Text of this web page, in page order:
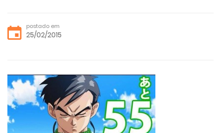
postado em
25/02/2015